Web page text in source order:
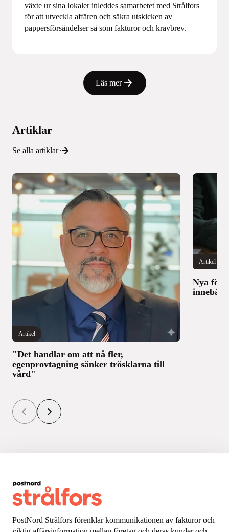
växte ur sina lokaler inleddes samarbetet med Strålfors
för att utveckla affären och säkra utskicken av
pappersförsändelser så som fakturor och kravbrev.
Läs mer
Artiklar
Se alla artiklar
Artikel
"Det handlar om att nå fler,
egenprovtagning sänker trösklarna till
vård"
Artikel
Nya
innebär
PostNord Strålfors förenklar kommunikationen av fakturor och